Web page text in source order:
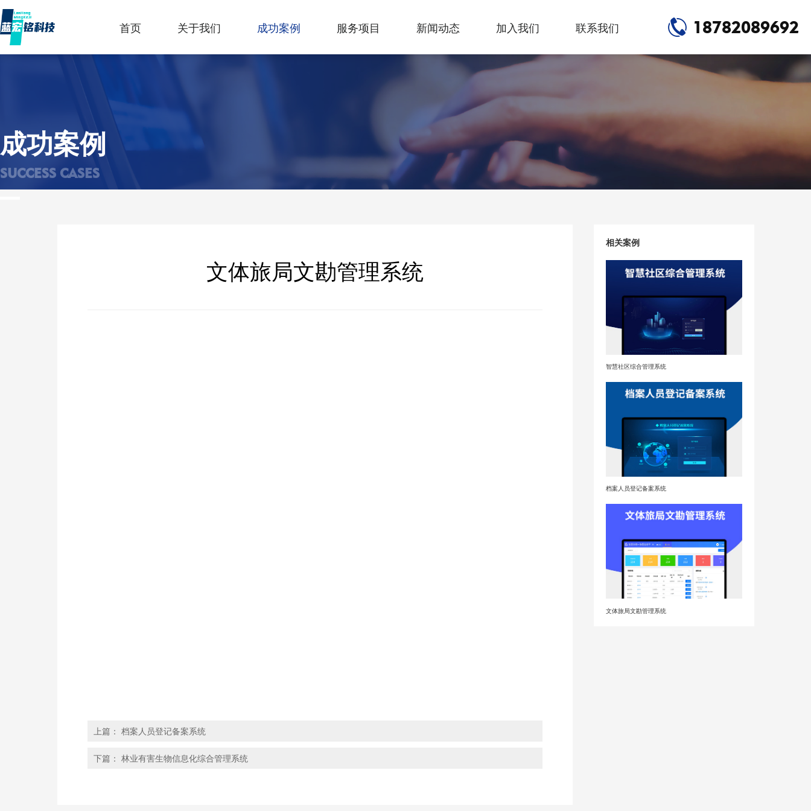
首页 关于我们 成功案例 服务项目 新闻动态 加入我们 联系我们 18782089692
成功案例
SUCCESS CASES
文体旅局文勘管理系统
上篇： 档案人员登记备案系统
下篇： 林业有害生物信息化综合管理系统
相关案例
智慧社区综合管理系统
档案人员登记备案系统
文体旅局文勘管理系统